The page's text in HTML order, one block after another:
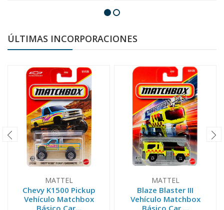
ÚLTIMAS INCORPORACIONES
MATTEL
Chevy K1500 Pickup
Vehículo Matchbox
MATTEL
Blaze Blaster III
Vehículo Matchbox